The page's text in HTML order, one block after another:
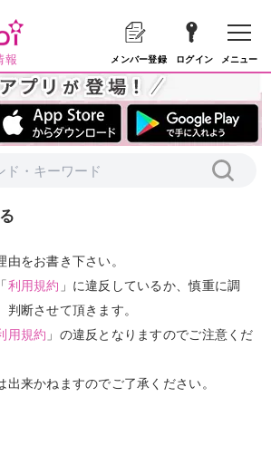
報 メンバー登録 ログイン メニュー
をお書き下さい。
利用規約 」に違反しているか、慎重に調
断させて頂きます。
用規約 」の違反となりますのでご注意くだ
出来かねますのでご了承ください。